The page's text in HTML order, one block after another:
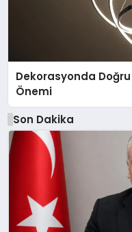
Dekorasyonda
Önemi
Son Dakika